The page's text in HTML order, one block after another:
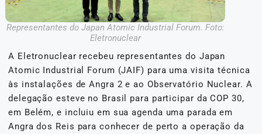
Representantes do Japan Atomic Industrial Forum. Foto:
Eletronuclear
A Eletronuclear recebeu representantes do Japan
Atomic Industrial Forum (JAIF) para uma visita técnica
às instalações de Angra 2 e ao Observatório Nuclear. A
delegação esteve no Brasil para participar da COP 30,
em Belém, e incluiu em sua agenda uma parada em
Angra dos Reis para conhecer de perto a operação da